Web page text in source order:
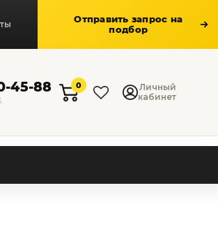
Отправить запрос на
подбор
45-88 0
Личный
кабинет